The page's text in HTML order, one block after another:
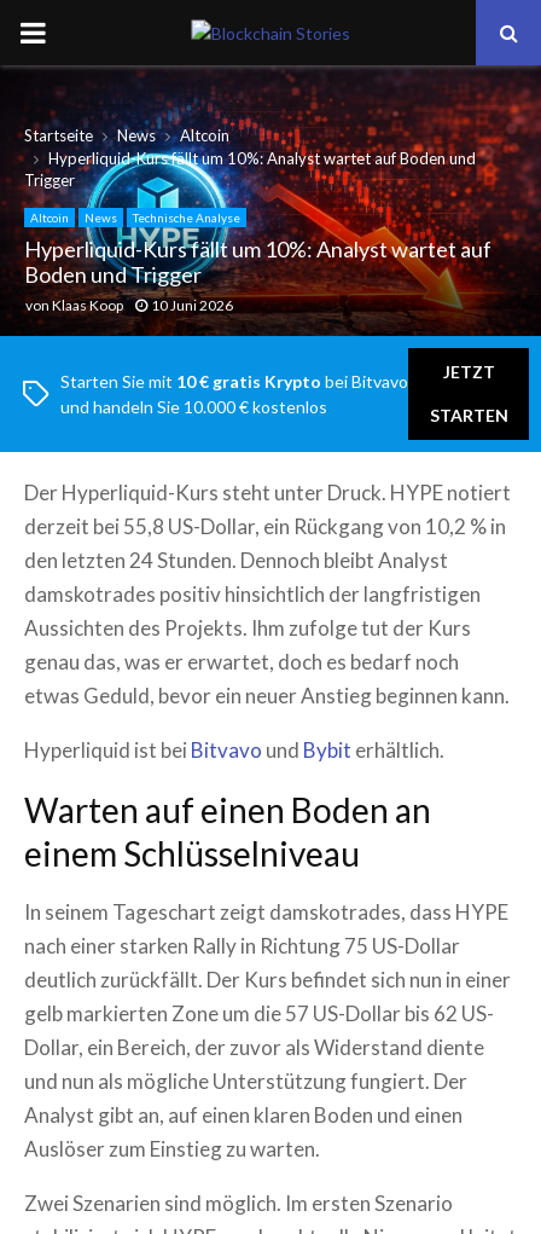
PRIMARY
MENU
Startseite News
Altcoin
Hyperliquid-Kurs fällt um 10%: Analyst wartet auf Boden und
Trigger
Altcoin News Technische Analyse
Hyperliquid-Kurs fällt um 10%: Analyst wartet auf
Boden und Trigger
vonKlaas Koop 10 Juni 2026
Starten Sie mit 10 € gratis Krypto bei Bitvavo
und handeln Sie 10.000 € kostenlos
JETZT
STARTEN
Der Hyperliquid-Kurs steht unter Druck. HYPE notiert
derzeit bei 55,8 US-Dollar, ein Rückgang von 10,2 % in
den letzten 24 Stunden. Dennoch bleibt Analyst
damskotrades positiv hinsichtlich der langfristigen
Aussichten des Projekts. Ihm zufolge tut der Kurs
genau das, was er erwartet, doch es bedarf noch
etwas Geduld, bevor ein neuer Anstieg beginnen kann.
Hyperliquid ist bei Bitvavo und Bybit erhältlich.
Warten auf einen Boden an
einem Schlüsselniveau
In seinem Tageschart zeigt damskotrades, dass HYPE
nach einer starken Rally in Richtung 75 US-Dollar
deutlich zurückfällt. Der Kurs befindet sich nun in einer
gelb markierten Zone um die 57 US-Dollar bis 62 US-
Dollar, ein Bereich, der zuvor als Widerstand diente
und nun als mögliche Unterstützung fungiert. Der
Analyst gibt an, auf einen klaren Boden und einen
Auslöser zum Einstieg zu warten.
Zwei Szenarien sind möglich. Im ersten Szenario